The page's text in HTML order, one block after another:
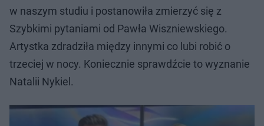
w naszym studiu i postanowiła zmierzyć się z
Szybkimi pytaniami od Pawła Wiszniewskiego.
Artystka zdradziła między innymi co lubi robić o
trzeciej w nocy. Koniecznie sprawdźcie to wyznanie
Natalii Nykiel.